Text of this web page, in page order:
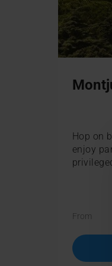
Hop on
enjoy
From